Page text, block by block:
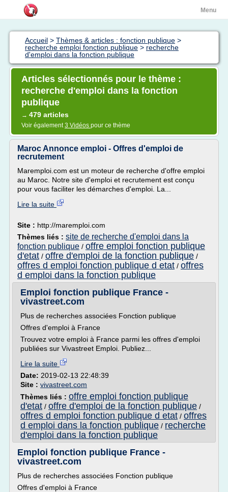
Menu
Accueil > Thèmes & articles : fonction publique >
recherche emploi fonction publique > recherche
d'emploi dans la fonction publique
Articles sélectionnés pour le thème :
recherche d'emploi dans la fonction
publique
→ 479 articles
Voir également3 Vidéos pour ce thème
Maroc Annonce emploi - Offres d'emploi de
recrutement
Maremploi.com est un moteur de recherche d'offre emploi
au Maroc. Notre site d'emploi et recrutement est conçu
pour vous faciliter les démarches d'emploi. La...
Lire la suite
Site : http://maremploi.com
Thèmes liés : site de recherche d'emploi dans la
fonction publique / offre emploi fonction publique
d'etat / offre d'emploi de la fonction publique /
offres d emploi fonction publique d etat / offres
d emploi dans la fonction publique
Emploi fonction publique France -
vivastreet.com
Plus de recherches associées Fonction publique
Offres d'emploi à France
Trouvez votre emploi à France parmi les offres d'emploi
publiées sur Vivastreet Emploi. Publiez...
Lire la suite
Date: 2019-02-13 22:48:39
Site : vivastreet.com
Thèmes liés : offre emploi fonction publique
d'etat / offre d'emploi de la fonction publique /
offres d emploi fonction publique d etat / offres
d emploi dans la fonction publique / recherche
d'emploi dans la fonction publique
Emploi fonction publique France -
vivastreet.com
Plus de recherches associées Fonction publique
Offres d'emploi à France